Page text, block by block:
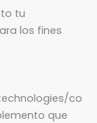
tu
los fines
co
que